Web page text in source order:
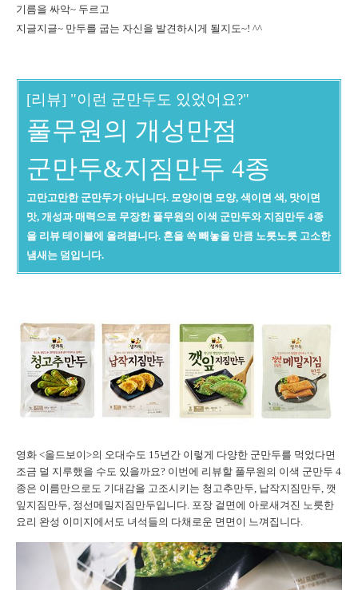
기름을 싸악~ 두르고
지글지글~ 만두를 굽는 자신을 발견하시게 될지도~! ^^
[리뷰] "이런 군만두도 있었어요?"
풀무원의 개성만점
군만두&지짐만두 4종
고만고만한 군만두가 아닙니다. 모양이면 모양, 색이면 색, 맛이면
맛, 개성과 매력으로 무장한 풀무원의 이색 군만두와 지짐만두 4종
을 리뷰 테이블에 올려봅니다. 혼을 쏙 빼놓을 만큼 노릇노릇 고소한
냄새는 덤입니다.
영화 <올드보이>의 오대수도 15년간 이렇게 다양한 군만두를 먹었다면
조금 덜 지루했을 수도 있을까요? 이번에 리뷰할 풀무원의 이색 군만두 4
종은 이름만으로도 기대감을 고조시키는 청고추만두, 납작지짐만두, 깻
잎지짐만두, 정선메밀지짐만두입니다. 포장 겉면에 아로새겨진 노릇한
요리 완성 이미지에서도 녀석들의 다채로운 면면이 느껴집니다.